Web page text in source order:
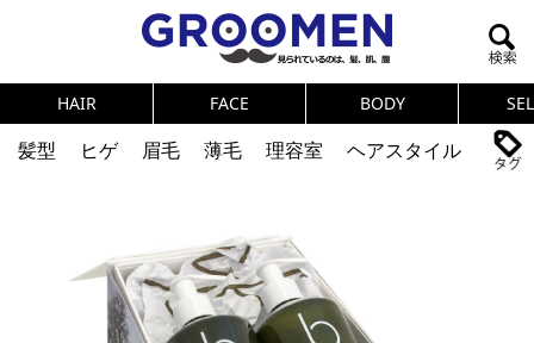
HAIR FACE BODY
髪型 ヒゲ 眉毛 薄毛 理容室
ヘアスタイル
メンズコスメ
NEWS PICK UP
テストステロン
海外セレブ 眉毛